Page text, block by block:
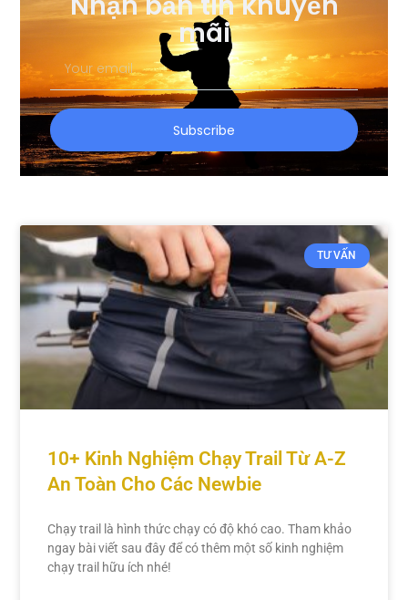
mãi
email
Subscribe
TƯ VẤN
10+ Kinh Nghiệm Chạy Trail Từ A-Z
An Toàn Cho Các Newbie
Chạy trail là hình thức chạy có độ khó cao. Tham khảo
ngay bài viết sau đây để có thêm một số kinh nghiệm
chạy trail hữu ích nhé!